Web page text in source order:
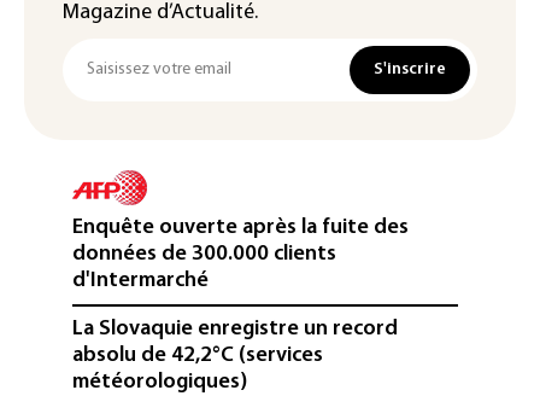
Magazine d’Actualité.
S'inscrire
Enquête ouverte après la fuite des
données de 300.000 clients
d'Intermarché
La Slovaquie enregistre un record
absolu de 42,2°C (services
météorologiques)